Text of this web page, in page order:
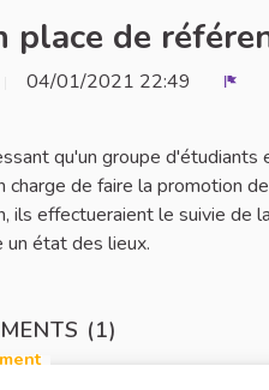
place de
04/01/2021 22:49
qu'un groupe
charge de faire la promotion
ils effectueraient le suivie de
un état des lieux.
(1)